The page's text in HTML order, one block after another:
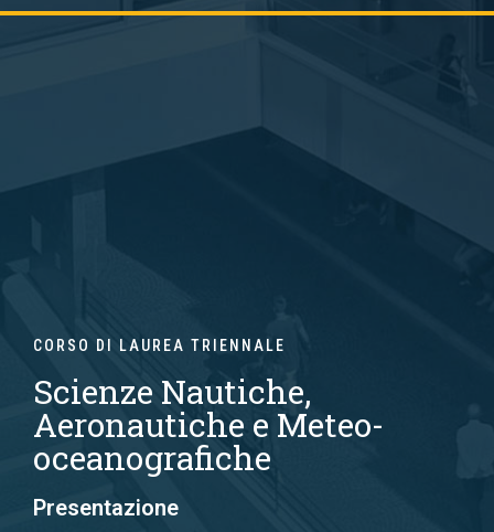
CORSO DI LAUREA TRIENNALE
Scienze Nautiche,
Aeronautiche e Meteo-
oceanografiche
Presentazione